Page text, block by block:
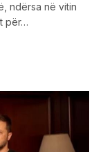
ndërsa në vitin
për…